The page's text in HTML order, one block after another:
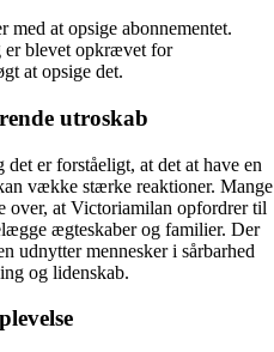
med at opsige abonnementet.
er blevet opkrævet for
at opsige det.
utroskab
er forståeligt, at det at have en
vække stærke reaktioner. Mange
over, at Victoriamilan opfordrer til
ægteskaber og familier. Der
udnytter mennesker i sårbarhed
og lidenskab.